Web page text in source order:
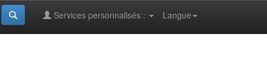
Langue
Services personnalisés :